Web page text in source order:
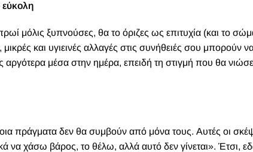
εύκολη
μόλις ξυπνούσες, θα το όριζες ως επιτυχία (και το
και υγιεινές αλλαγές στις συνήθειές σου μπορούν
μέσα στην ημέρα, επειδή τη στιγμή που θα
πράγματα δεν θα συμβούν από μόνα τους. Αυτές οι
να χάσω βάρος, το θέλω, αλλά αυτό δεν γίνεται». Έτσι,